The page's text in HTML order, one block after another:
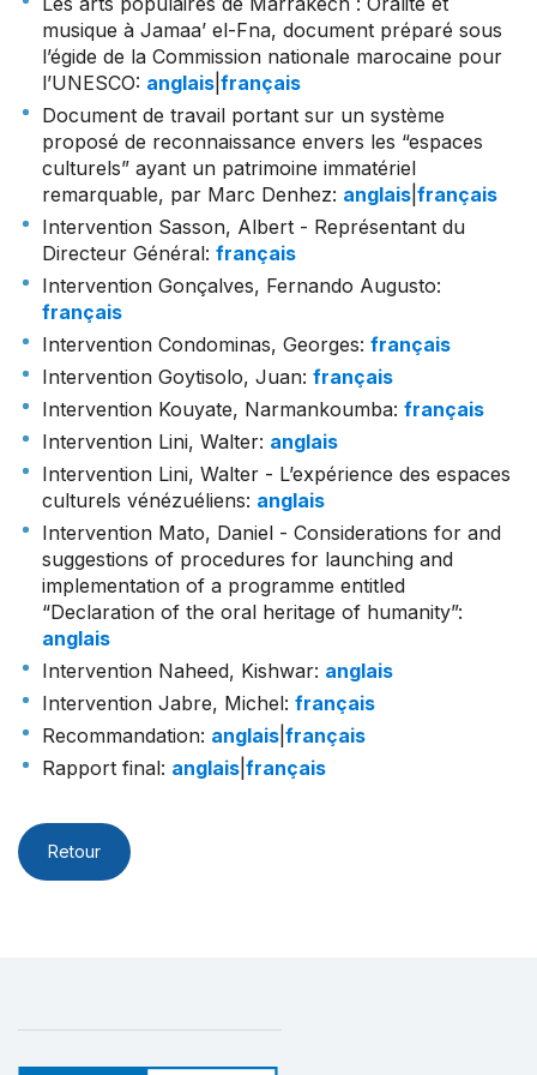
musique à Jamaa’ el-Fna, document préparé sous
l’égide de la Commission nationale marocaine pour
l’UNESCO: anglais français
Document de travail portant sur un système
proposé de reconnaissance envers les “espaces
culturels” ayant un patrimoine immatériel
remarquable, par Marc Denhez: anglais français
Intervention Sasson, Albert - Représentant du
Directeur Général: français
Intervention Gonçalves, Fernando Augusto:
français
Intervention Condominas, Georges: français
Intervention Goytisolo, Juan: français
Intervention Kouyate, Narmankoumba: français
Intervention Lini, Walter: anglais
Intervention Lini, Walter - L’expérience des espaces
culturels vénézuéliens: anglais
Intervention Mato, Daniel - Considerations for and
suggestions of procedures for launching and
implementation of a programme entitled
“Declaration of the oral heritage of humanity”:
anglais
Intervention Naheed, Kishwar: anglais
Intervention Jabre, Michel: français
Recommandation: anglais français
Rapport final: anglais français
Retour